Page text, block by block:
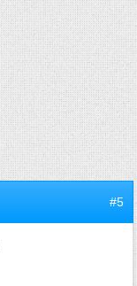
#5